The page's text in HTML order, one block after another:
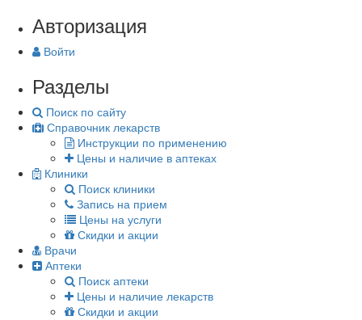
Авторизация
Войти
Разделы
Поиск по сайту
Справочник лекарств
Инструкции по применению
Цены и наличие в аптеках
Клиники
Поиск клиники
Запись на прием
Цены на услуги
Скидки и акции
Врачи
Аптеки
Поиск аптеки
Цены и наличие лекарств
Скидки и акции